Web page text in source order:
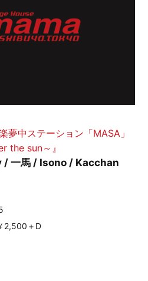
夢中ステーション「MASA」
the sun～』
/ 一馬 / Isono / Kacchan
2,500＋D